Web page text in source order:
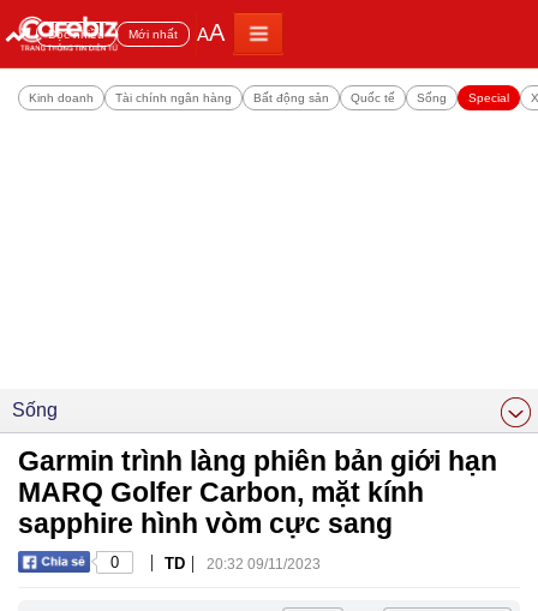
Đọc nhiều Mới nhất AA
Kinh doanh Tài chính ngân hàng Bất động sản Quốc tế Sống Special
Sống
Garmin trình làng phiên bản giới hạn
MARQ Golfer Carbon, mặt kính
sapphire hình vòm cực sang
0 | TD | 20:32 09/11/2023